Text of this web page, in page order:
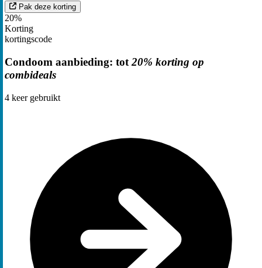
Pak deze korting
20%
Korting
kortingscode
Condoom aanbieding: tot 20% korting op
combideals
4 keer gebruikt